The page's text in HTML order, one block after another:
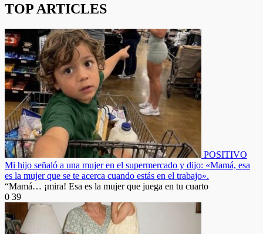
TOP ARTICLES
POSITIVO
Mi hijo señaló a una mujer en el supermercado y dijo: «Mamá, esa
es la mujer que se te acerca cuando estás en el trabajo».
“Mamá… ¡mira! Esa es la mujer que juega en tu cuarto
0 39